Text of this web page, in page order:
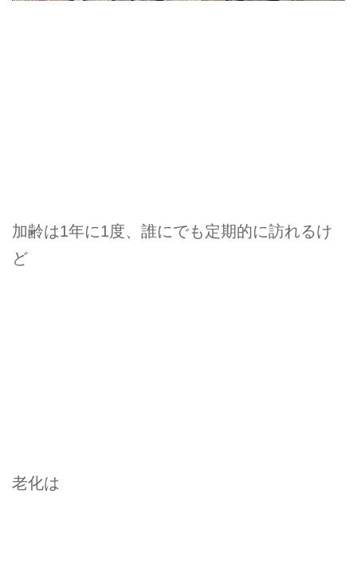
加齢は1年に1度、誰にでも定期的に訪れるけ
ど
老化は